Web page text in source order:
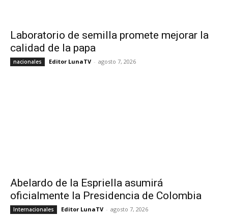
Laboratorio de semilla promete mejorar la
calidad de la papa
nacionales Editor LunaTV - agosto 7, 2026
Abelardo de la Espriella asumirá
oficialmente la Presidencia de Colombia
Internacionales Editor LunaTV - agosto 7, 2026